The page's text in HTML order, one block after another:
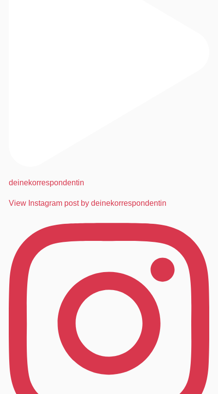
deinekorrespondentin
View Instagram post by deinekorrespondentin